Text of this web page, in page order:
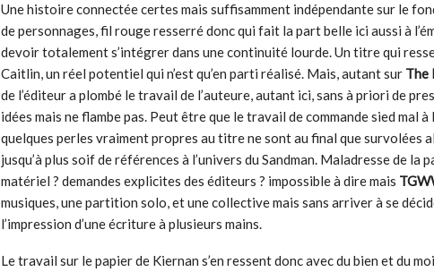
Une histoire connectée certes mais suffisamment indépendante sur le
de personnages, fil rouge resserré donc qui fait la part belle ici aussi à
devoir totalement s’intégrer dans une continuité lourde. Un titre qui
Caitlin, un réel potentiel qui n’est qu’en parti réalisé. Mais, autant sur The
de l’éditeur a plombé le travail de l’auteure, autant ici, sans à priori de
idées mais ne flambe pas. Peut être que le travail de commande sied mal
quelques perles vraiment propres au titre ne sont au final que survolées
jusqu’à plus soif de références à l’univers du Sandman. Maladresse de la
matériel ? demandes explicites des éditeurs ? impossible à dire mais
musiques, une partition solo, et une collective mais sans arriver à se
l’impression d’une écriture à plusieurs mains.
Le travail sur le papier de Kiernan s’en ressent donc avec du bien et du